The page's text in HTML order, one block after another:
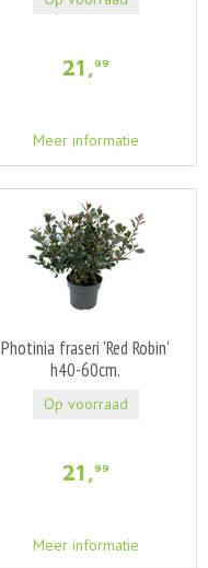
21 ,99
Meer informatie
Photinia fraseri 'Red Robin'
h40-60cm.
21 ,99
Meer informatie
Op voorraad